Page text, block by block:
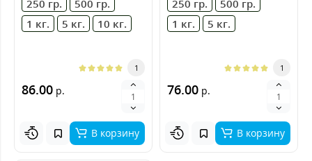
250 гр.
500 гр.
1 кг.
5 кг. 10 кг.
1
86.00 р.
В корзину
250 гр.
500 гр.
1 кг.
5 кг.
1
76.00 р.
В корзину